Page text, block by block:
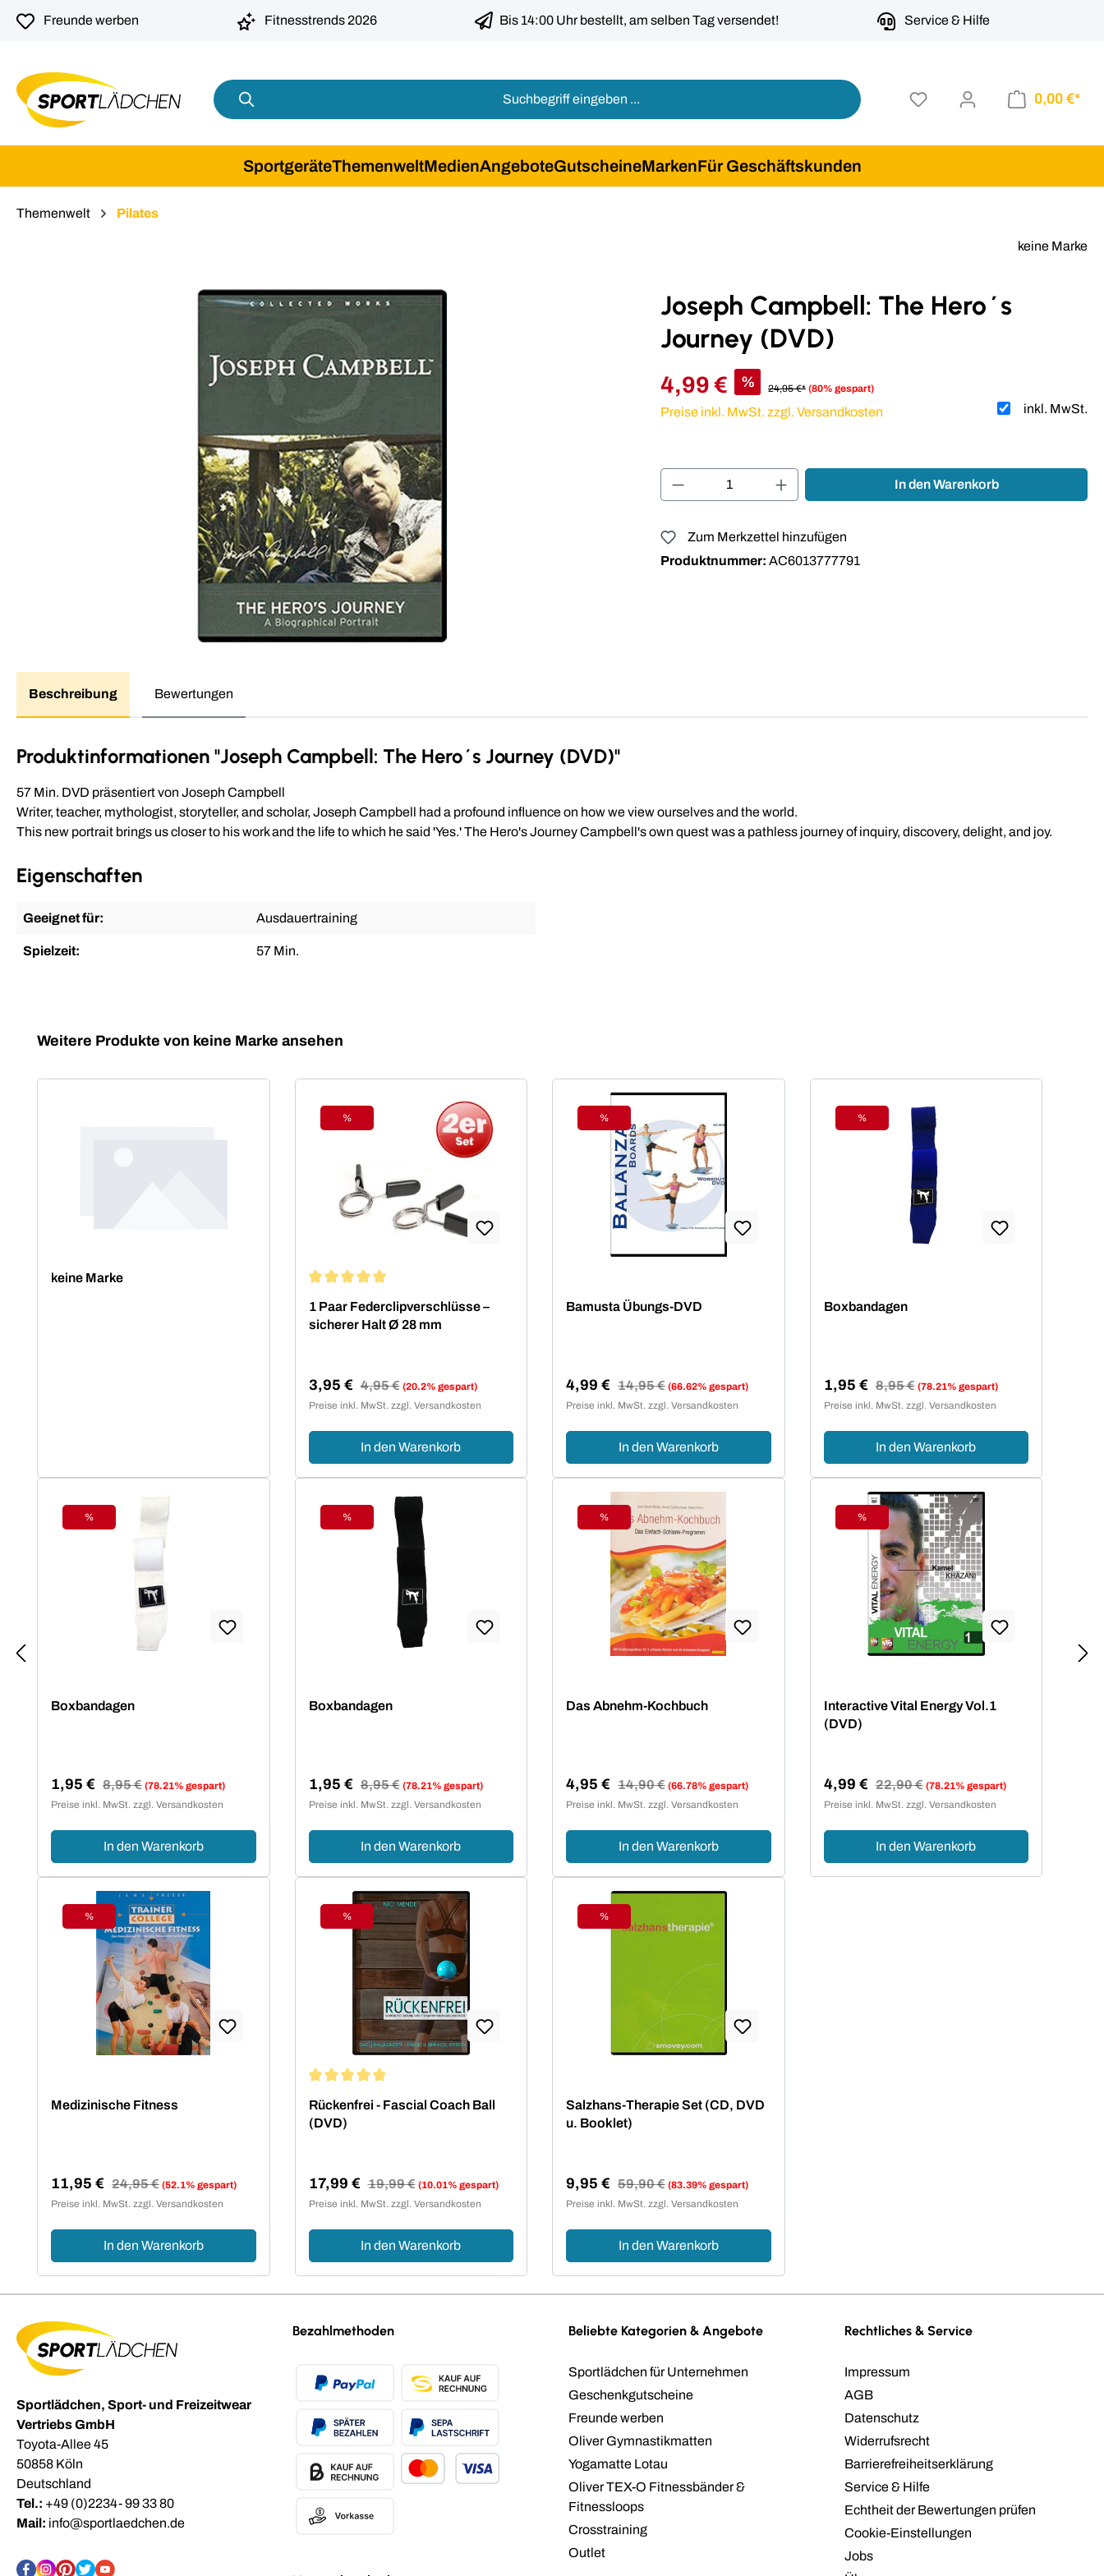
Zur Hauptnavigation springen
Freunde werben Fitnesstrends 2026 Bis 14:00 Uhr bestellt, am selben Tag versendet! Service & Hilfe
0,00 €*
SportgeräteThemenweltMedienAngeboteGutscheineMarkenFür Geschäftskunden
Themenwelt Pilates
keine Marke
Joseph Campbell: The Hero´s
Journey (DVD)
4,99 € % 24,95 €* (80% gespart)
inkl. MwSt.
Preise inkl. MwSt. zzgl. Versandkosten
Produkt Anzahl: Gib den gewünschten Wert ein
In den Warenkorb
Zum Merkzettel hinzufügen
Produktnummer: AC6013777791
Beschreibung Bewertungen
Produktinformationen "Joseph Campbell: The Hero´s Journey (DVD)"
57 Min. DVD präsentiert von Joseph Campbell
Writer, teacher, mythologist, storyteller, and scholar, Joseph Campbell had a profound influence on how we view ourselves and the world.
This new portrait brings us closer to his work and the life to which he said 'Yes.' The Hero's Journey Campbell's own quest was a pathless journey of inquiry, discovery, delight, and joy.
Eigenschaften
Geeignet für: Ausdauertraining
Spielzeit: 57 Min.
Produktgalerie überspringen
Weitere Produkte von keine Marke ansehen
keine Marke
Rabatt
%
1 Paar Federclipverschlüsse –
sicherer Halt Ø 28 mm
Verkaufspreis:
3,95 € Regulärer Preis:
4,95 € (20.2% gespart)
Preise inkl. MwSt. zzgl. Versandkosten
In den Warenkorb
Rabatt
%
Bamusta Übungs-DVD
Verkaufspreis:
4,99 € Regulärer Preis:
14,95 € (66.62% gespart)
Preise inkl. MwSt. zzgl. Versandkosten
In den Warenkorb
Rabatt
%
Boxbandagen
Verkaufspreis:
1,95 € Regulärer Preis:
8,95 € (78.21% gespart)
Preise inkl. MwSt. zzgl. Versandkosten
In den Warenkorb
Rabatt
%
Boxbandagen
Verkaufspreis:
1,95 € Regulärer Preis:
8,95 € (78.21% gespart)
Preise inkl. MwSt. zzgl. Versandkosten
In den Warenkorb
Rabatt
%
Boxbandagen
Verkaufspreis:
1,95 € Regulärer Preis:
8,95 € (78.21% gespart)
Preise inkl. MwSt. zzgl. Versandkosten
In den Warenkorb
Rabatt
%
Das Abnehm-Kochbuch
Verkaufspreis:
4,95 € Regulärer Preis:
14,90 € (66.78% gespart)
Preise inkl. MwSt. zzgl. Versandkosten
In den Warenkorb
Rabatt
%
Interactive Vital Energy Vol.1
(DVD)
Verkaufspreis:
4,99 € Regulärer Preis:
22,90 € (78.21% gespart)
Preise inkl. MwSt. zzgl. Versandkosten
In den Warenkorb
Rabatt
%
Medizinische Fitness
Verkaufspreis:
11,95 € Regulärer Preis:
24,95 € (52.1% gespart)
Preise inkl. MwSt. zzgl. Versandkosten
In den Warenkorb
Rabatt
%
Rückenfrei - Fascial Coach Ball
(DVD)
Verkaufspreis:
17,99 € Regulärer Preis:
19,99 € (10.01% gespart)
Preise inkl. MwSt. zzgl. Versandkosten
In den Warenkorb
Rabatt
%
Salzhans-Therapie Set (CD, DVD
u. Booklet)
Verkaufspreis:
9,95 € Regulärer Preis:
59,90 € (83.39% gespart)
Preise inkl. MwSt. zzgl. Versandkosten
In den Warenkorb
Sportlädchen, Sport- und Freizeitwear
Vertriebs GmbH
Toyota-Allee 45
50858 Köln
Deutschland
Tel.: +49 (0)2234- 99 33 80
Mail: info@sportlaedchen.de
Bezahlmethoden Beliebte Kategorien & Angebote
Sportlädchen für Unternehmen
Geschenkgutscheine
Freunde werben
Oliver Gymnastikmatten
Yogamatte Lotau
Oliver TEX-O Fitnessbänder &
Fitnessloops
Crosstraining
Outlet
Rechtliches & Service
Impressum
AGB
Datenschutz
Widerrufsrecht
Barrierefreiheitserklärung
Service & Hilfe
Echtheit der Bewertungen prüfen
Cookie-Einstellungen
Jobs